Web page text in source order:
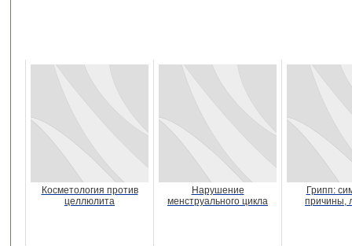
Косметология против
целлюлита
Нарушение
менструального цикла
Грипп:
причины,